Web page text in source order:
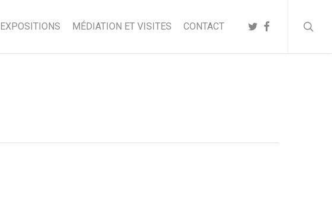
EXPOSITIONS MÉDIATION ET VISITES CONTACT TWITTER
FACEBOOK